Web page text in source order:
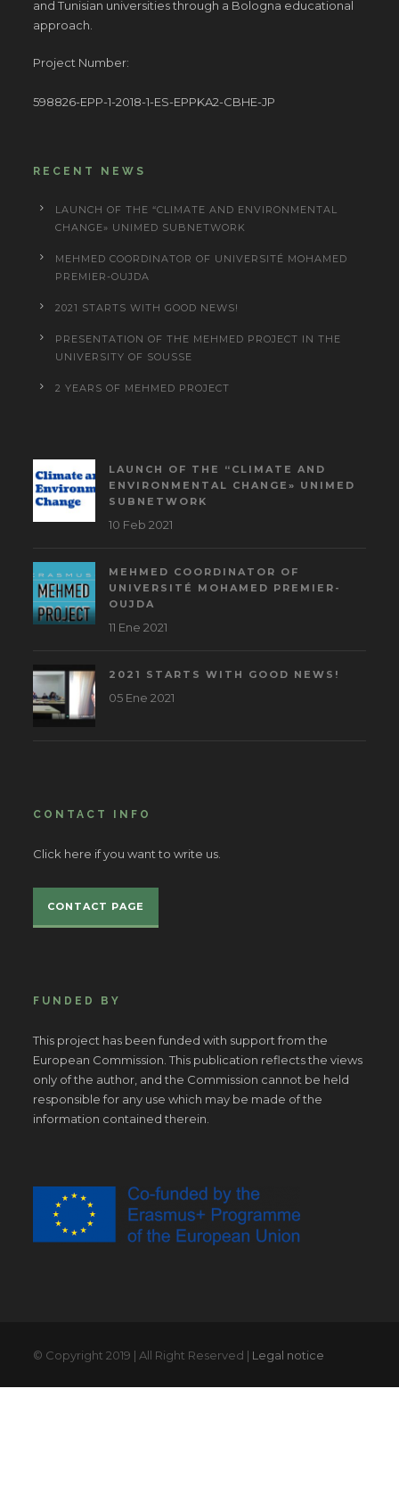
and Tunisian universities through a Bologna educational
approach.
Project Number:
598826-EPP-1-2018-1-ES-EPPKA2-CBHE-JP
RECENT NEWS
LAUNCH OF THE “CLIMATE AND ENVIRONMENTAL
CHANGE» UNIMED SUBNETWORK
MEHMED COORDINATOR OF UNIVERSITÉ MOHAMED
PREMIER-OUJDA
2021 STARTS WITH GOOD NEWS!
PRESENTATION OF THE MEHMED PROJECT IN THE
UNIVERSITY OF SOUSSE
2 YEARS OF MEHMED PROJECT
LAUNCH OF THE “CLIMATE AND
ENVIRONMENTAL CHANGE» UNIMED
SUBNETWORK
10 Feb 2021
MEHMED COORDINATOR OF
UNIVERSITÉ MOHAMED PREMIER-
OUJDA
11 Ene 2021
2021 STARTS WITH GOOD NEWS!
05 Ene 2021
CONTACT INFO
Click here if you want to write us.
CONTACT PAGE
FUNDED BY
This project has been funded with support from the
European Commission. This publication reflects the views
only of the author, and the Commission cannot be held
responsible for any use which may be made of the
information contained therein.
© Copyright 2019 | All Right Reserved | Legal notice